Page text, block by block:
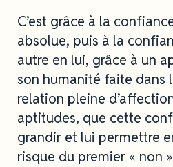
C’est grâce à la
absolue, puis à la
autre en lui, grâce à un
son humanité faite dans
relation pleine
aptitudes, que cette
grandir et lui permettre
risque du premier « non